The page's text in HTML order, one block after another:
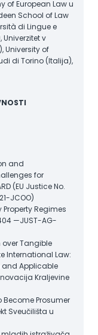
of European Law u
School of Law
di Lingue e
v
University of
di Torino (Italija),
and
for
(EU Justice No.
JCOO)
Property Regimes
—JUST-AG-
over Tangible
International Law:
and Applicable
Kraljevine
Prosumer
Sveučilišta u